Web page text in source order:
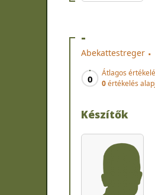
-
Abekattestreger
0
Átlagos
0értékelés
Készítők